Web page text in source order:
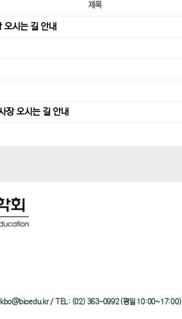
제목
시는 길 안내
장 오시는 길 안내
/ TEL: (02) 363-0992 (평일 10:00~17:00)